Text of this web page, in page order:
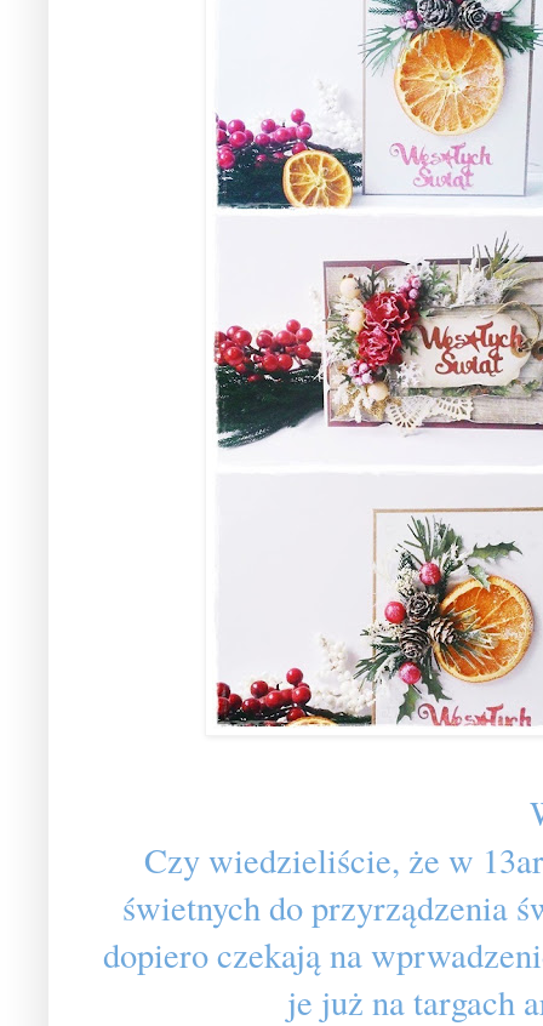
Czy wiedzieliście, że w
świetnych do przyrządzenia
dopiero czekają na
je już na targach